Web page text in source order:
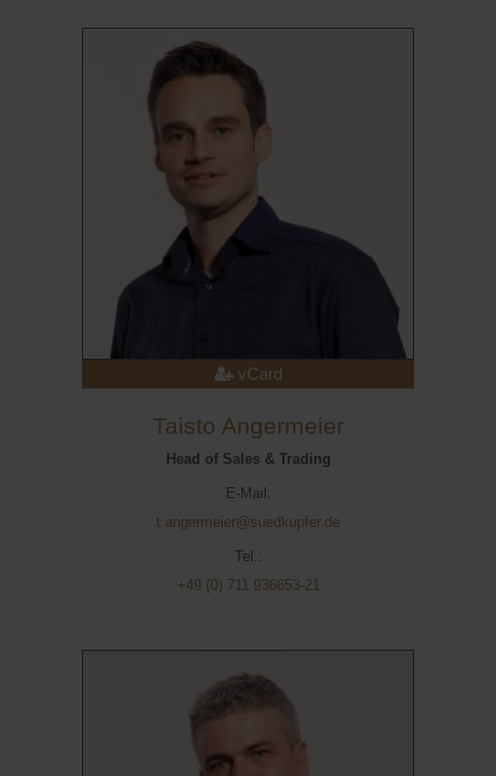
vCard
Taisto Angermeier
Head of Sales & Trading
E-Mail:
t.angermeier@suedkupfer.de
Tel.:
+49 (0) 711 936653-21